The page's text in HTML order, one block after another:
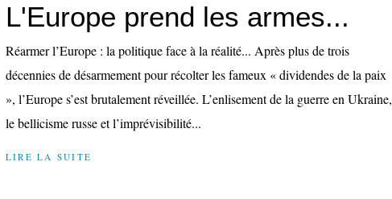
L'Europe prend les armes...
Réarmer l’Europe : la politique face à la réalité... Après plus de trois
décennies de désarmement pour récolter les fameux « dividendes de la paix
», l’Europe s’est brutalement réveillée. L’enlisement de la guerre en Ukraine,
le bellicisme russe et l’imprévisibilité...
LIRE LA SUITE